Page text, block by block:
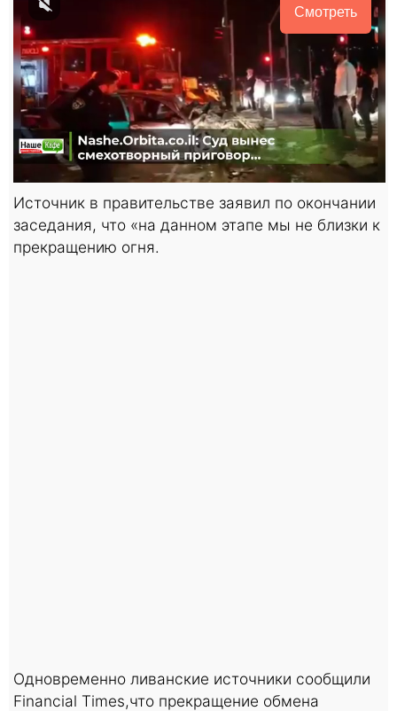
Смотреть
Источник в правительстве заявил по окончании
заседания, что «на данном этапе мы не близки к
прекращению огня.
Одновременно ливанские источники сообщили
Financial Times,что прекращение обмена